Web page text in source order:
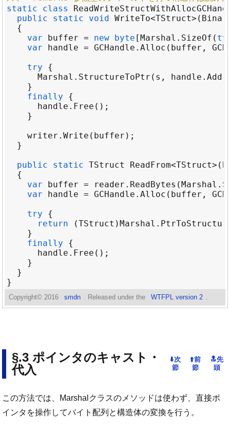
static
class
public
static void WriteTo<TStruct> (
var
buffer = new byte [Marshal . SizeOf (
var
handle = GCHandle . Alloc ( buffer ,
try
Marshal . StructureToPtr ( s , handle .
finally
handle . Free
writer . Write ( buffer
public
static TStruct ReadFrom<TStruct> (
var
buffer = reader . ReadBytes (Marshal .
var
handle = GCHandle . Alloc ( buffer ,
try
return (TStruct )Marshal .
finally
handle . Free
Copyright© 2016 smdn . Released under the WTFPL version 2
ポインタのキャスト・
代入
この方法では、Marshalクラスのメソッドは使わず、直接ポ
インタを操作してバイト配列と構造体の変換を行う。